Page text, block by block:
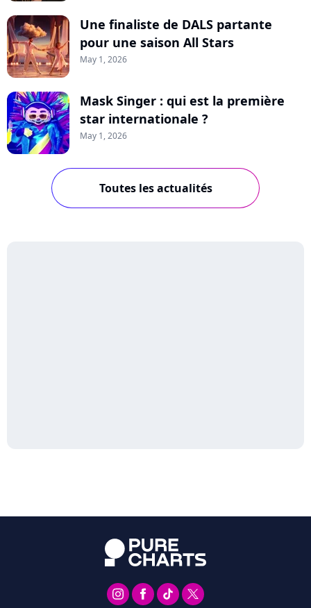
Une finaliste de DALS partante
pour une saison All Stars
May 1, 2026
Mask Singer : qui est la première
star internationale ?
May 1, 2026
Toutes les actualités